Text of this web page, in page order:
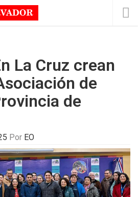
La Cruz crean
de
de
Por EO